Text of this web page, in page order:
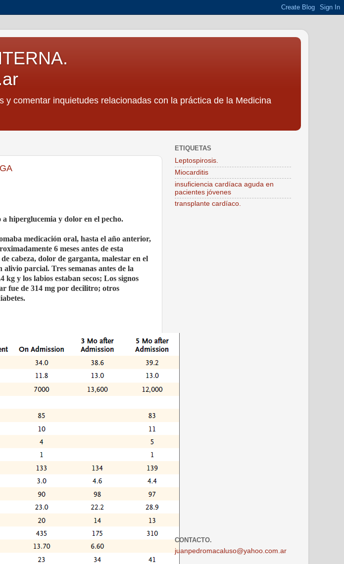
comentar inquietudes relacionadas con la práctica de la Medicina
hiperglucemia y dolor en el pecho.
medicación oral, hasta el año anterior,
6 meses antes de esta
cabeza, dolor de garganta, malestar en el
parcial. Tres semanas antes de la
y los labios estaban secos; Los signos
fue de 314 mg por decilitro; otros
ETIQUETAS
Leptospirosis.
Miocarditis
insuficiencia cardíaca aguda en
pacientes jóvenes
transplante cardíaco.
CONTACTO.
juanpedromacaluso@yahoo.com.ar